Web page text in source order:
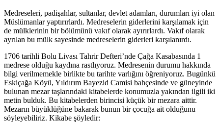
Medreseleri, padişahlar, sultanlar, devlet adamları, durumları iyi olan
Müslümanlar yaptırırlardı. Medreselerin giderlerini karşılamak için
de mülklerinin bir bölümünü vakıf olarak ayırırlardı. Vakıf olarak
ayrılan bu mülk sayesinde medreselerin giderleri karşılanırdı.
1706 tarihli Bolu Livası Tahrir Defteri’nde Çağa Kasabasında 1
medrese olduğu kaydına rastlıyoruz. Medresenin durumu hakkında
bilgi verilmemekle birlikte bu tarihte varlığını öğreniyoruz. Bugünkü
Eskiçağa Köyü, Yıldırım Bayezid Camisi bahçesinde ve güneyinde
bulunan mezar taşlarındaki kitabelerde konumuzla yakından ilgili iki
metin bulduk. Bu kitabelerden birincisi küçük bir mezara aittir.
Mezarın büyüklüğüne bakarak bunun bir çocuğa ait olduğunu
söyleyebiliriz. Kikabe şöyledir: